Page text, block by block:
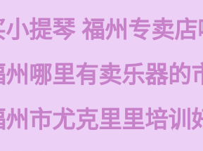
小提琴 福州专卖
州哪里有卖乐器的
州市尤克里里培训